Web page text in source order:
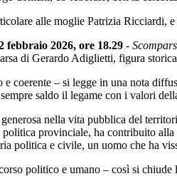
alle moglie Patrizia Ricciardi,
febbraio 2026, ore 18.29 -
di Gerardo Adiglietti, figura
e coerente – si legge in una nota
saldo il legame con i valori
generosa nella vita pubblica del
provinciale, ha contribuito
politica e civile, un uomo che ha
politico e umano – così si